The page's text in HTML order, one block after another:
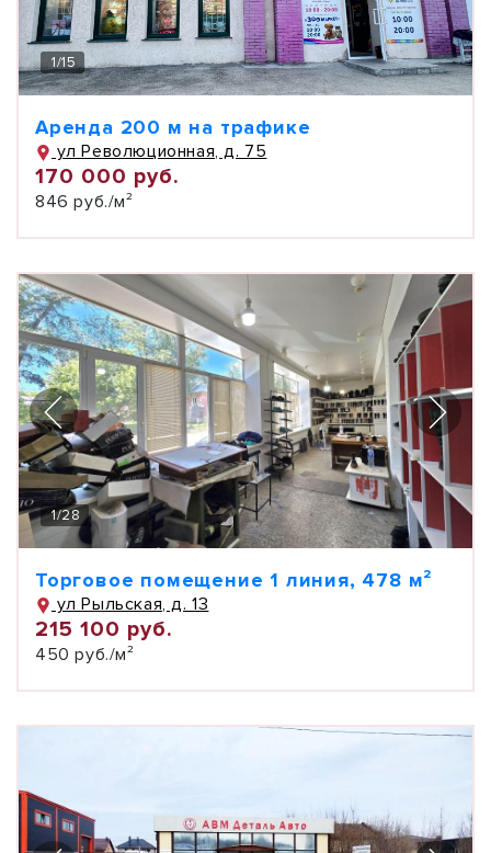
1/15
Аренда 200 м на трафике
ул Революционная, д. 75
170 000 руб.
846 руб./м²
1/28
Торговое помещение 1 линия, 478 м²
ул Рыльская, д. 13
215 100 руб.
450 руб./м²